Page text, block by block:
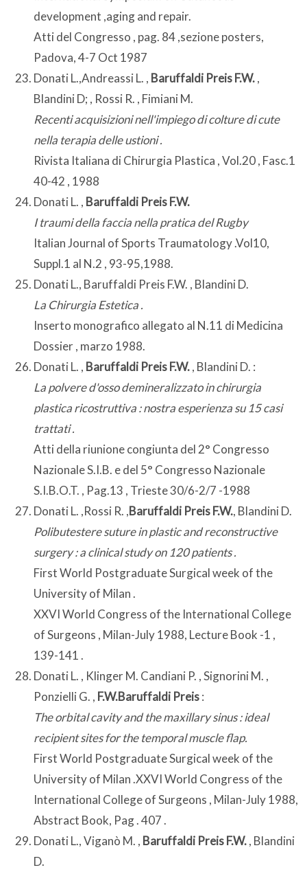
development ,aging and repair.
Atti del Congresso , pag. 84 ,sezione posters,
Padova, 4-7 Oct 1987
Donati L.,Andreassi L. , Baruffaldi Preis F.W.,
Blandini D; , Rossi R. , Fimiani M.
Recenti acquisizioni nell'impiego di colture di cute
nella terapia delle ustioni .
Rivista Italiana di Chirurgia Plastica , Vol.20 , Fasc.1
40-42 , 1988
Donati L. , Baruffaldi Preis F.W.
I traumi della faccia nella pratica del Rugby
Italian Journal of Sports Traumatology .Vol10,
Suppl.1 al N.2 , 93-95,1988.
Donati L., Baruffaldi Preis F.W. , Blandini D.
La Chirurgia Estetica .
Inserto monografico allegato al N.11 di Medicina
Dossier , marzo 1988.
Donati L. , Baruffaldi Preis F.W., Blandini D. :
La polvere d'osso demineralizzato in chirurgia
plastica ricostruttiva : nostra esperienza su 15 casi
trattati .
Atti della riunione congiunta del 2° Congresso
Nazionale S.I.B. e del 5° Congresso Nazionale
S.I.B.O.T. , Pag.13 , Trieste 30/6-2/7 -1988
Donati L. ,Rossi R. ,Baruffaldi Preis F.W., Blandini D.
Polibutestere suture in plastic and reconstructive
surgery : a clinical study on 120 patients .
First World Postgraduate Surgical week of the
University of Milan .
XXVI World Congress of the International College
of Surgeons , Milan-July 1988, Lecture Book -1 ,
139-141 .
Donati L. , Klinger M. Candiani P. , Signorini M. ,
Ponzielli G. , F.W.Baruffaldi Preis:
The orbital cavity and the maxillary sinus : ideal
recipient sites for the temporal muscle flap.
First World Postgraduate Surgical week of the
University of Milan .XXVI World Congress of the
International College of Surgeons , Milan-July 1988,
Abstract Book, Pag . 407 .
Donati L., Viganò M. , Baruffaldi Preis F.W., Blandini
D.